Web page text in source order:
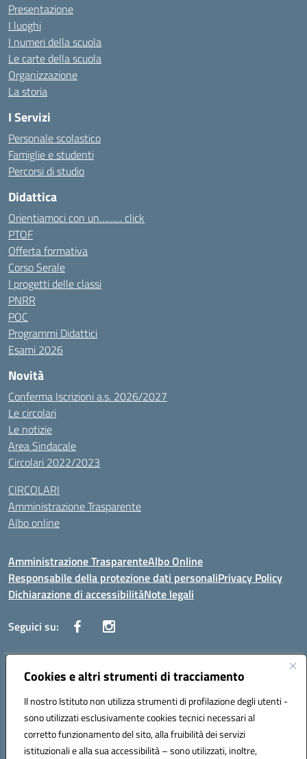
Cookies e altri strumenti di tracciamento
Il nostro Istituto non utilizza strumenti di profilazione degli utenti -
sono utilizzati esclusivamente cookies tecnici necessari al
corretto funzionamento del sito, alla fruibilità dei servizi
istituzionali e alla sua accessibilità – sono utilizzati, inoltre,
Presentazione
I luoghi
I numeri della scuola
Le carte della scuola
Organizzazione
La storia
I Servizi
Personale scolastico
Famiglie e studenti
Percorsi di studio
Didattica
Orientiamoci con un……… click
PTOF
Offerta formativa
Corso Serale
I progetti delle classi
PNRR
POC
Programmi Didattici
Esami 2026
Novità
Conferma Iscrizioni a.s. 2026/2027
Le circolari
Le notizie
Area Sindacale
Circolari 2022/2023
CIRCOLARI
Amministrazione Trasparente
Albo online
Amministrazione TrasparenteAlbo Online
Responsabile della protezione dati personaliPrivacy Policy
Dichiarazione di accessibilitàNote legali
Seguici su:
Indirizzo:Corso Vittorio Emanuele, 27 90133 - Palermo
Posta elettronica certificata (PEC):pais03600r@pec.istruzione.it
Codice fiscale: 97308550827
Codice meccanografico: PAIS03600R